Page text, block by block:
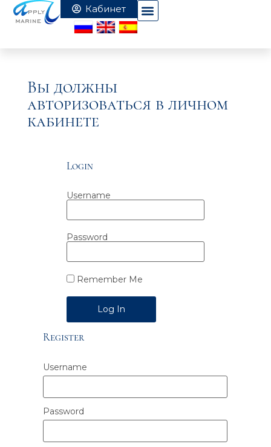
Вы должны
авторизоваться в личном
кабинете
Login
Username
Password
Remember Me
Alternative:
Register
Username
Password